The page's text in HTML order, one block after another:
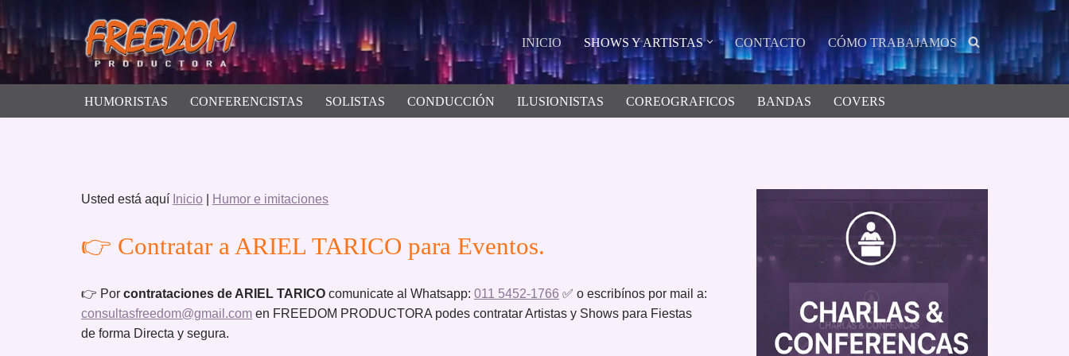
Saltar
contenido
INICIO SHOWS Y ARTISTAS CONTACTO CÓMO TRABAJAMOS
HUMORISTAS CONFERENCISTAS SOLISTAS CONDUCCIÓN ILUSIONISTAS COREOGRAFICOS BANDAS COVERS
Usted está aquí Inicio Humor e imitaciones
👉 Contratar a ARIEL TARICO para Eventos.
👉 Por contrataciones de ARIEL TARICO comunicate al Whatsapp: 011 5452-1766 ✅ o escribínos por mail a:
consultasfreedom@gmail.com en FREEDOM PRODUCTORA podes contratar Artistas y Shows para Fiestas
de forma Directa y segura.